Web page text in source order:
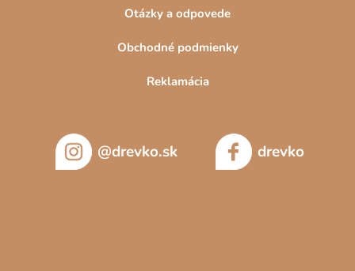
Otázky a odpovede
Obchodné podmienky
Reklamácia
@drevko.sk drevko